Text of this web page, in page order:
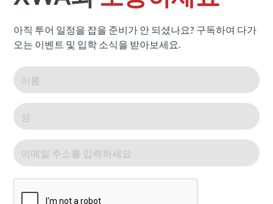
아직 투어 일정을 잡을 준비가 안 되셨나요? 구독하여 다가
오는 이벤트 및 입학 소식을 받아보세요.